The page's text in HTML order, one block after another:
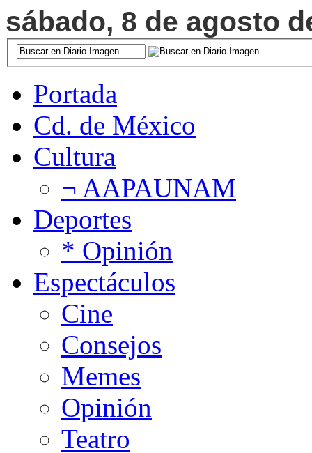
sábado, 8 de agosto
Portada
Cd. de México
Cultura
¬ AAPAUNAM
Deportes
* Opinión
Espectáculos
Cine
Consejos
Memes
Opinión
Teatro